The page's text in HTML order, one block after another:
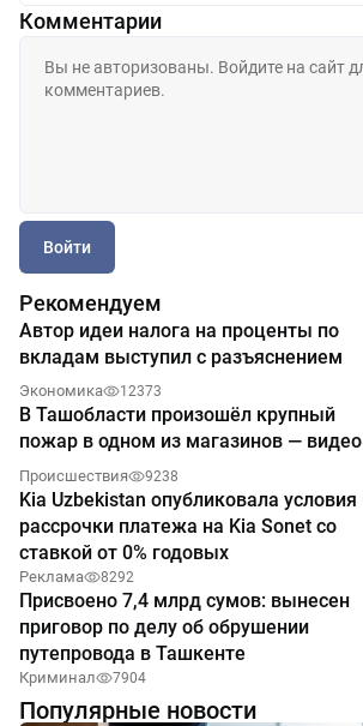
Комментарии
Войти
Рекомендуем
Автор идеи налога на проценты по
вкладам выступил с разъяснением
Экономика 12373
В Ташобласти произошёл крупный
пожар в одном из магазинов — видео
Происшествия 9238
Kia Uzbekistan опубликовала условия
рассрочки платежа на Kia Sonet со
ставкой от 0% годовых
Реклама 8292
Присвоено 7,4 млрд сумов: вынесен
приговор по делу об обрушении
путепровода в Ташкенте
Криминал 7904
Популярные новости